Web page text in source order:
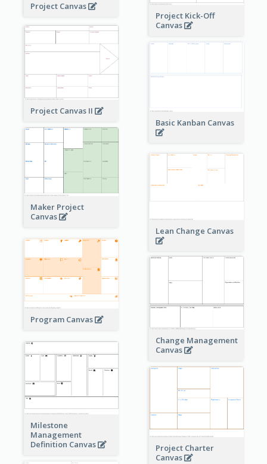
Project Canvas
Project Kick-Off
Canvas
Project Canvas II
Basic Kanban Canvas
Maker Project
Canvas
Lean Change Canvas
Program Canvas
Change Management
Canvas
Milestone
Management
Definition Canvas
Project Charter
Canvas